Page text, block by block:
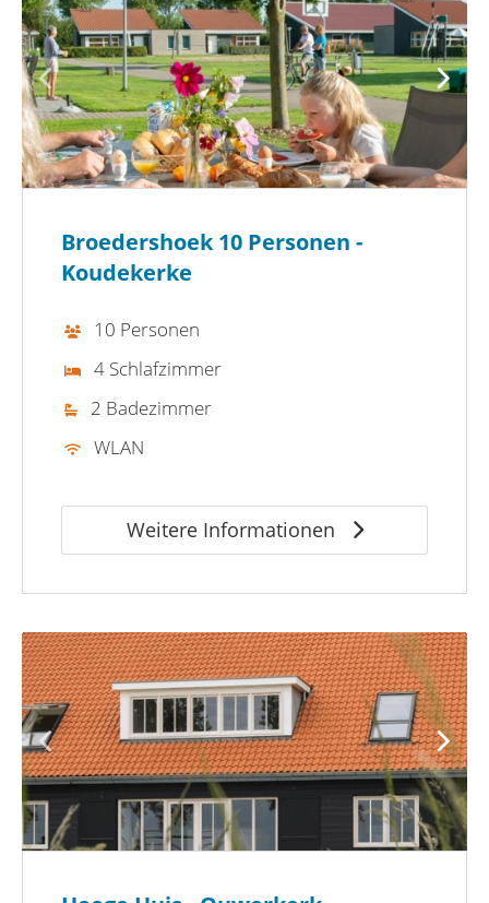
Broedershoek 10 Personen -
Koudekerke
10 Personen
4 Schlafzimmer
2 Badezimmer
WLAN
Weitere Informationen